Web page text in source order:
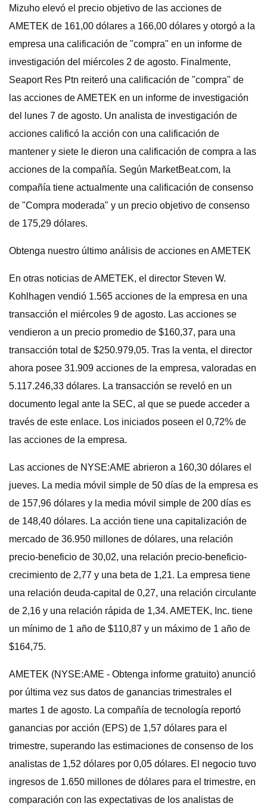
Mizuho elevó el precio objetivo de las acciones de
AMETEK de 161,00 dólares a 166,00 dólares y otorgó a la
empresa una calificación de "compra" en un informe de
investigación del miércoles 2 de agosto. Finalmente,
Seaport Res Ptn reiteró una calificación de "compra" de
las acciones de AMETEK en un informe de investigación
del lunes 7 de agosto. Un analista de investigación de
acciones calificó la acción con una calificación de
mantener y siete le dieron una calificación de compra a las
acciones de la compañía. Según MarketBeat.com, la
compañía tiene actualmente una calificación de consenso
de "Compra moderada" y un precio objetivo de consenso
de 175,29 dólares.
Obtenga nuestro último análisis de acciones en AMETEK
En otras noticias de AMETEK, el director Steven W.
Kohlhagen vendió 1.565 acciones de la empresa en una
transacción el miércoles 9 de agosto. Las acciones se
vendieron a un precio promedio de $160,37, para una
transacción total de $250.979,05. Tras la venta, el director
ahora posee 31.909 acciones de la empresa, valoradas en
5.117.246,33 dólares. La transacción se reveló en un
documento legal ante la SEC, al que se puede acceder a
través de este enlace. Los iniciados poseen el 0,72% de
las acciones de la empresa.
Las acciones de NYSE:AME abrieron a 160,30 dólares el
jueves. La media móvil simple de 50 días de la empresa es
de 157,96 dólares y la media móvil simple de 200 días es
de 148,40 dólares. La acción tiene una capitalización de
mercado de 36.950 millones de dólares, una relación
precio-beneficio de 30,02, una relación precio-beneficio-
crecimiento de 2,77 y una beta de 1,21. La empresa tiene
una relación deuda-capital de 0,27, una relación circulante
de 2,16 y una relación rápida de 1,34. AMETEK, Inc. tiene
un mínimo de 1 año de $110,87 y un máximo de 1 año de
$164,75.
AMETEK (NYSE:AME - Obtenga informe gratuito) anunció
por última vez sus datos de ganancias trimestrales el
martes 1 de agosto. La compañía de tecnología reportó
ganancias por acción (EPS) de 1,57 dólares para el
trimestre, superando las estimaciones de consenso de los
analistas de 1,52 dólares por 0,05 dólares. El negocio tuvo
ingresos de 1.650 millones de dólares para el trimestre, en
comparación con las expectativas de los analistas de